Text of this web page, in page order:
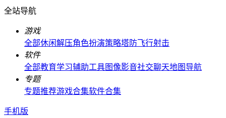
全站导航
游戏
全部休闲解压角色扮演策略塔防飞行射击
软件
全部教育学习辅助工具图像影音社交聊天地图导航
专题
专题推荐游戏合集软件合集
手机版